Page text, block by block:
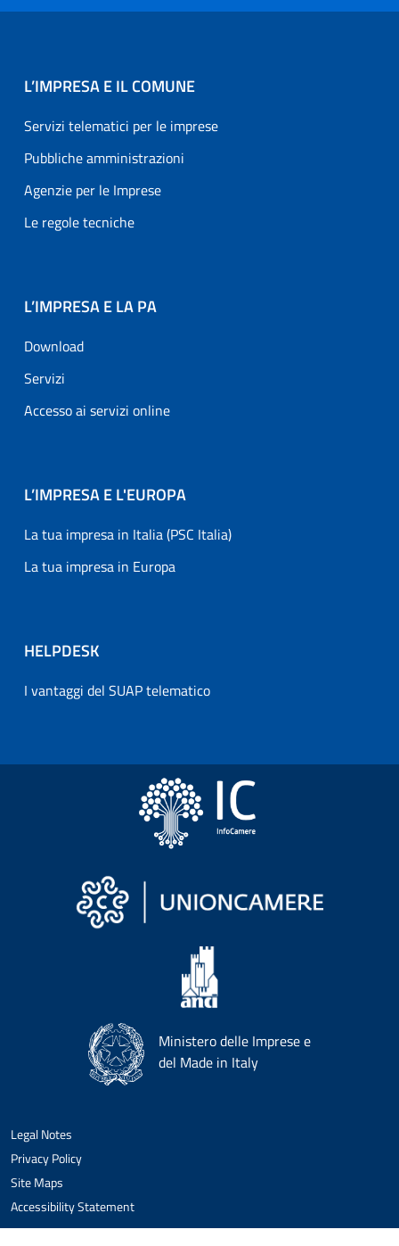
L’IMPRESA E IL COMUNE
Servizi telematici per le imprese
Pubbliche amministrazioni
Agenzie per le Imprese
Le regole tecniche
L’IMPRESA E LA PA
Download
Servizi
Accesso ai servizi online
L’IMPRESA E L'EUROPA
La tua impresa in Italia (PSC Italia)
La tua impresa in Europa
HELPDESK
I vantaggi del SUAP telematico
Ministero delle Imprese e
del Made in Italy
Legal Notes
Privacy Policy
Site Maps
Accessibility Statement